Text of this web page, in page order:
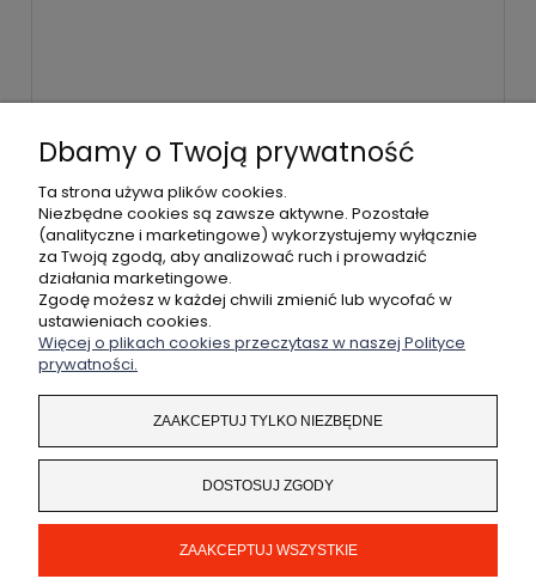
POMOC
MOJE KONTO
PŁATNOŚCI I DOSTAWA
INFORMACJE
Coded bylegendary.pl
Dbamy o Twoją prywatność
Ta strona używa plików cookies.
Niezbędne cookies są zawsze aktywne. Pozostałe
(analityczne i marketingowe) wykorzystujemy wyłącznie
za Twoją zgodą, aby analizować ruch i prowadzić
działania marketingowe.
Zgodę możesz w każdej chwili zmienić lub wycofać w
ustawieniach cookies.
Więcej o plikach cookies przeczytasz w naszej Polityce
prywatności.
ZAAKCEPTUJ TYLKO NIEZBĘDNE
DOSTOSUJ ZGODY
ZAAKCEPTUJ WSZYSTKIE